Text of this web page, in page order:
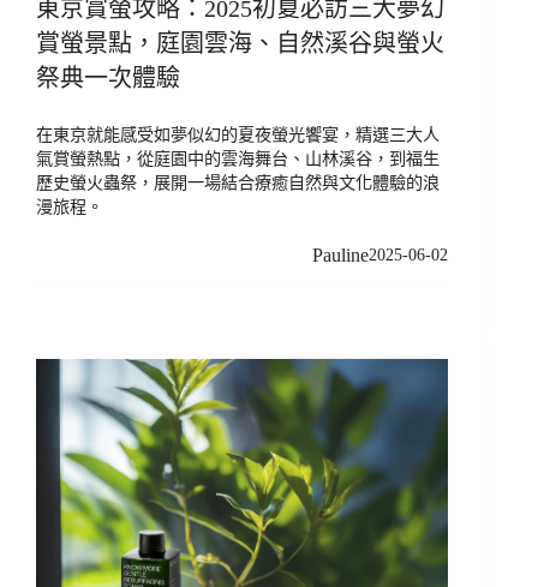
東京賞螢攻略：2025初夏必訪三大夢幻
賞螢景點，庭園雲海、自然溪谷與螢火
祭典一次體驗
在東京就能感受如夢似幻的夏夜螢光饗宴，精選三大人
氣賞螢熱點，從庭園中的雲海舞台、山林溪谷，到福生
歷史螢火蟲祭，展開一場結合療癒自然與文化體驗的浪
漫旅程。
Pauline2025-06-02